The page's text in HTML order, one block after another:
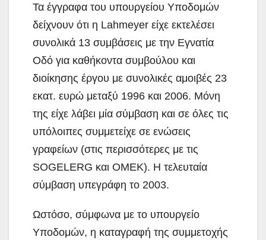
Τα έγγραφα του υπουργείου Υποδομών
δείχνουν ότι η Lahmeyer είχε εκτελέσει
συνολικά 13 συμβάσεις με την Εγνατία
Οδό για καθήκοντα συμβούλου και
διοίκησης έργου με συνολικές αμοιβές 23
εκατ. ευρώ μεταξύ 1996 και 2006. Μόνη
της είχε λάβει μία σύμβαση και σε όλες τις
υπόλοιπες συμμετείχε σε ενώσεις
γραφείων (στις περισσότερες με τις
SOGELERG και OMEK). Η τελευταία
σύμβαση υπεγράφη το 2003.
Ωστόσο, σύμφωνα με το υπουργείο
Υποδομών, η καταγραφή της συμμετοχής